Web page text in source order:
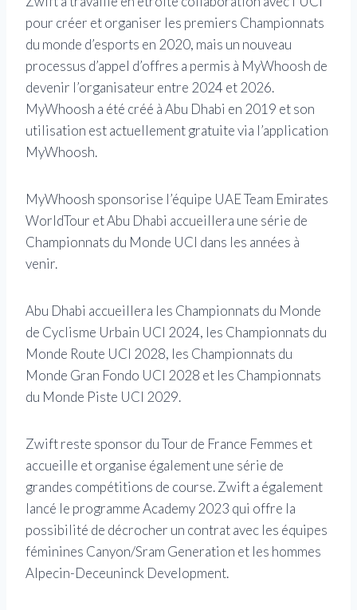
pour créer et organiser les premiers Championnats
du monde d’esports en 2020, mais un nouveau
processus d’appel d’offres a permis à MyWhoosh de
devenir l’organisateur entre 2024 et 2026.
MyWhoosh a été créé à Abu Dhabi en 2019 et son
utilisation est actuellement gratuite via l’application
MyWhoosh.
MyWhoosh sponsorise l’équipe UAE Team Emirates
WorldTour et Abu Dhabi accueillera une série de
Championnats du Monde UCI dans les années à
venir.
Abu Dhabi accueillera les Championnats du Monde
de Cyclisme Urbain UCI 2024, les Championnats du
Monde Route UCI 2028, les Championnats du
Monde Gran Fondo UCI 2028 et les Championnats
du Monde Piste UCI 2029.
Zwift reste sponsor du Tour de France Femmes et
accueille et organise également une série de
grandes compétitions de course. Zwift a également
lancé le programme Academy 2023 qui offre la
possibilité de décrocher un contrat avec les équipes
féminines Canyon/Sram Generation et les hommes
Alpecin-Deceuninck Development.